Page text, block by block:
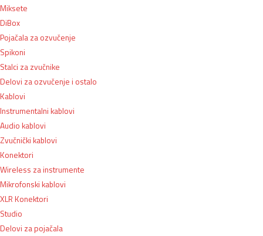
Miksete
DiBox
Pojačala za ozvučenje
Spikoni
Stalci za zvučnike
Delovi za ozvučenje i ostalo
Kablovi
Instrumentalni kablovi
Audio kablovi
Zvučnički kablovi
Konektori
Wireless za instrumente
Mikrofonski kablovi
XLR Konektori
Studio
Delovi za pojačala